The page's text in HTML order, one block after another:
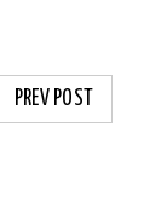
PREV POST